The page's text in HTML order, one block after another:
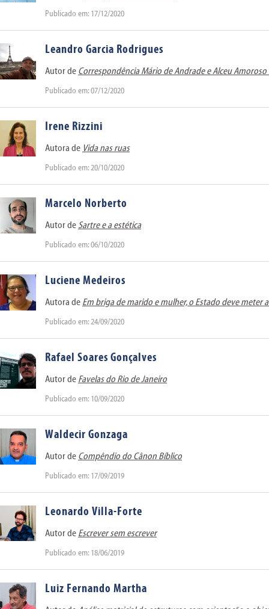
Publicado em: 17/12/2020
Leandro Garcia Rodrigues
Autor de Correspondência Mário de Andrade e Alceu Amoroso
Publicado em: 07/12/2020
Irene Rizzini
Autora de Vida nas ruas
Publicado em: 20/10/2020
Marcelo Norberto
Autor de Sartre e a estética
Publicado em: 06/10/2020
Luciene Medeiros
Autora de Em briga de marido e mulher, o Estado deve meter
Publicado em: 24/09/2020
Rafael Soares Gonçalves
Autor de Favelas do Rio de Janeiro
Publicado em: 10/09/2020
Waldecir Gonzaga
Autor de Compêndio do Cânon Bíblico
Publicado em: 17/09/2019
Leonardo Villa-Forte
Autor de Escrever sem escrever
Publicado em: 18/06/2019
Luiz Fernando Martha